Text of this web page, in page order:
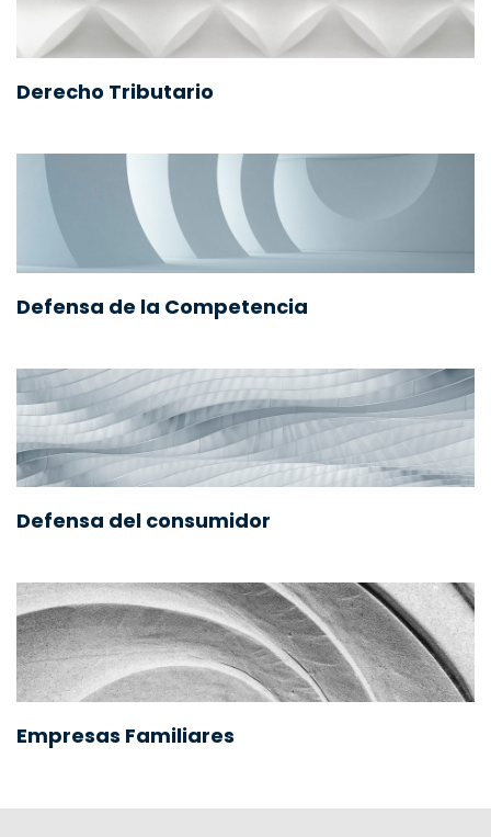
Derecho Tributario
Defensa de la Competencia
Defensa del consumidor
Empresas Familiares